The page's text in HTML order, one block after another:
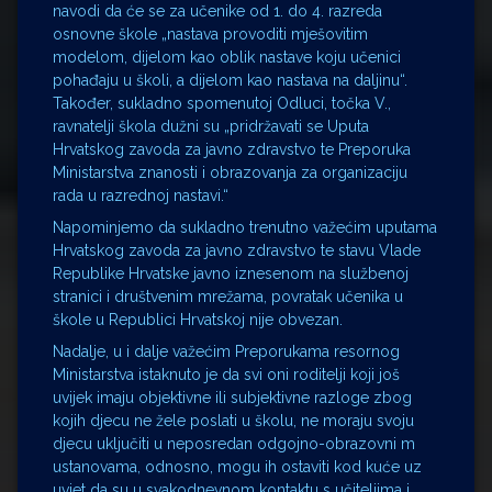
navodi da će se za učenike od 1. do 4. razreda
osnovne škole „nastava provoditi mješovitim
modelom, dijelom kao oblik nastave koju učenici
pohađaju u školi, a dijelom kao nastava na daljinu“.
Također, sukladno spomenutoj Odluci, točka V.,
ravnatelji škola dužni su „pridržavati se Uputa
Hrvatskog zavoda za javno zdravstvo te Preporuka
Ministarstva znanosti i obrazovanja za organizaciju
rada u razrednoj nastavi.“
Napominjemo da sukladno trenutno važećim uputama
Hrvatskog zavoda za javno zdravstvo te stavu Vlade
Republike Hrvatske javno iznesenom na službenoj
stranici i društvenim mrežama, povratak učenika u
škole u Republici Hrvatskoj nije obvezan.
Nadalje, u i dalje važećim Preporukama resornog
Ministarstva istaknuto je da svi oni roditelji koji još
uvijek imaju objektivne ili subjektivne razloge zbog
kojih djecu ne žele poslati u školu, ne moraju svoju
djecu uključiti u neposredan odgojno-obrazovni m
ustanovama, odnosno, mogu ih ostaviti kod kuće uz